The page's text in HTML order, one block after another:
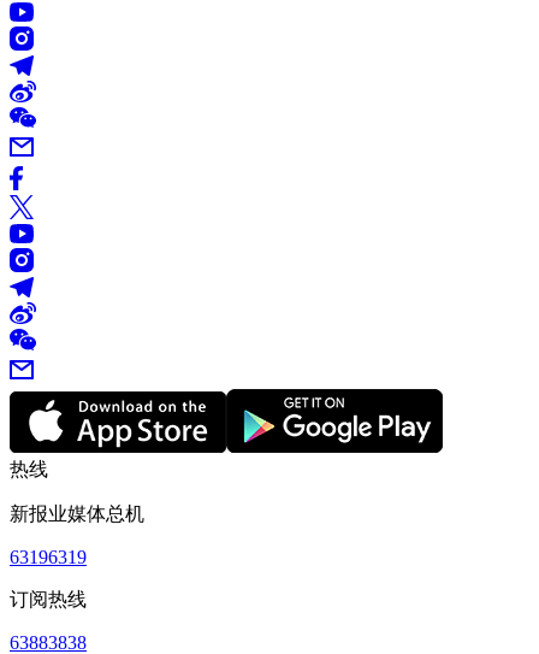
热线
新报业媒体总机
63196319
订阅热线
63883838